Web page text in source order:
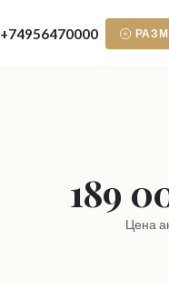
+74956470000
189
Цена